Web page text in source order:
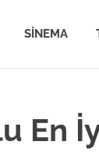
SINEMA
En